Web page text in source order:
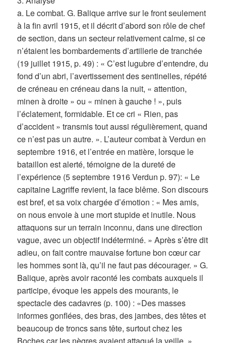
a. Le combat. G. Balique arrive sur le front seulement
à la fin avril 1915, et il décrit d’abord son rôle de chef
de section, dans un secteur relativement calme, si ce
n’étaient les bombardements d’artillerie de tranchée
(19 juillet 1915, p. 49) : « C’est lugubre d’entendre, du
fond d’un abri, l’avertissement des sentinelles, répété
de créneau en créneau dans la nuit, « attention,
minen à droite » ou « minen à gauche ! », puis
l’éclatement, formidable. Et ce cri « Rien, pas
d’accident » transmis tout aussi régulièrement, quand
ce n’est pas un autre. ». L’auteur combat à Verdun en
septembre 1916, et l’entrée en matière, lorsque le
bataillon est alerté, témoigne de la dureté de
l’expérience (5 septembre 1916 Verdun p. 97): « Le
capitaine Lagriffe revient, la face blême. Son discours
est bref, et sa voix chargée d’émotion : « Mes amis,
on nous envoie à une mort stupide et inutile. Nous
attaquons sur un terrain inconnu, dans une direction
vague, avec un objectif indéterminé. » Après s’être dit
adieu, on fait contre mauvaise fortune bon cœur car
les hommes sont là, qu’il ne faut pas décourager. » G.
Balique, après avoir raconté les combats auxquels il
participe, évoque les appels des mourants, le
spectacle des cadavres (p. 100) : «Des masses
informes gonflées, des bras, des jambes, des têtes et
beaucoup de troncs sans tête, surtout chez les